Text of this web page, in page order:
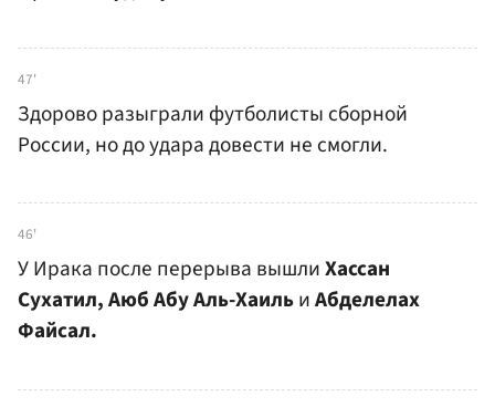
47'
Здорово разыграли футболисты сборной
России, но до удара довести не смогли.
46'
У Ирака после перерыва вышлиХассан
Сухатил, Аюб Абу Аль-ХаильиАбделелах
Файсал.